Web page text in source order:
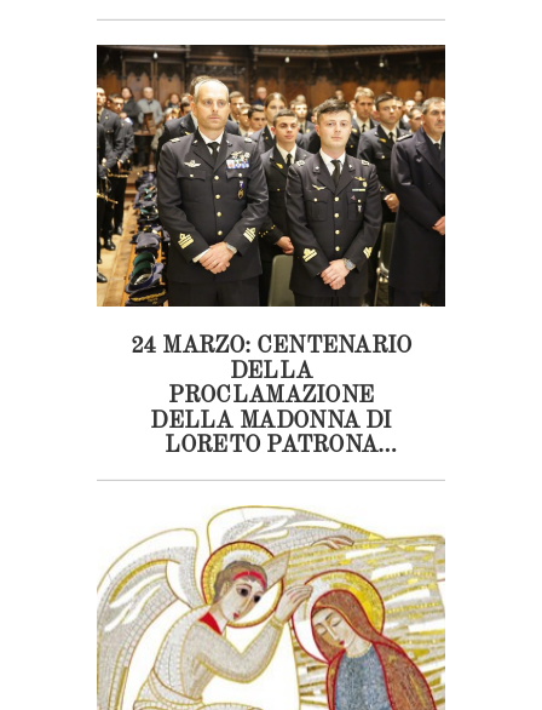
24 MARZO: CENTENARIO
DELLA
PROCLAMAZIONE
DELLA MADONNA DI
LORETO PATRONA